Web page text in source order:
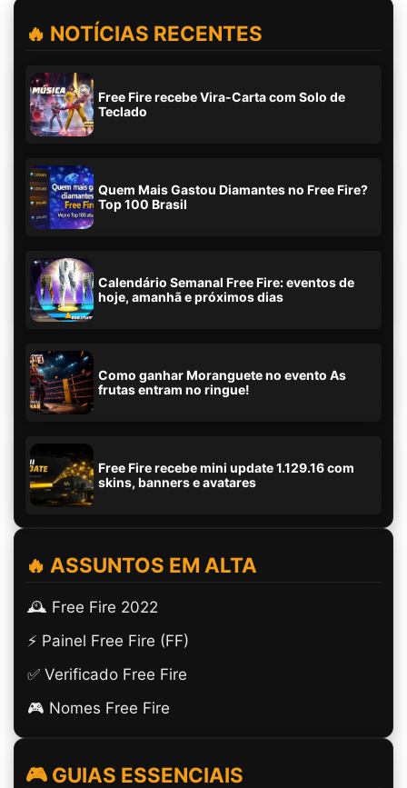
🔥 NOTÍCIAS RECENTES
Free Fire recebe Vira-Carta com Solo de
Teclado
Quem Mais Gastou Diamantes no Free Fire?
Top 100 Brasil
Calendário Semanal Free Fire: eventos de
hoje, amanhã e próximos dias
Como ganhar Moranguete no evento As
frutas entram no ringue!
Free Fire recebe mini update 1.129.16 com
skins, banners e avatares
🔥 ASSUNTOS EM ALTA
🕰️ Free Fire 2022
⚡ Painel Free Fire (FF)
✅ Verificado Free Fire
🎮 Nomes Free Fire
🎮 GUIAS ESSENCIAIS